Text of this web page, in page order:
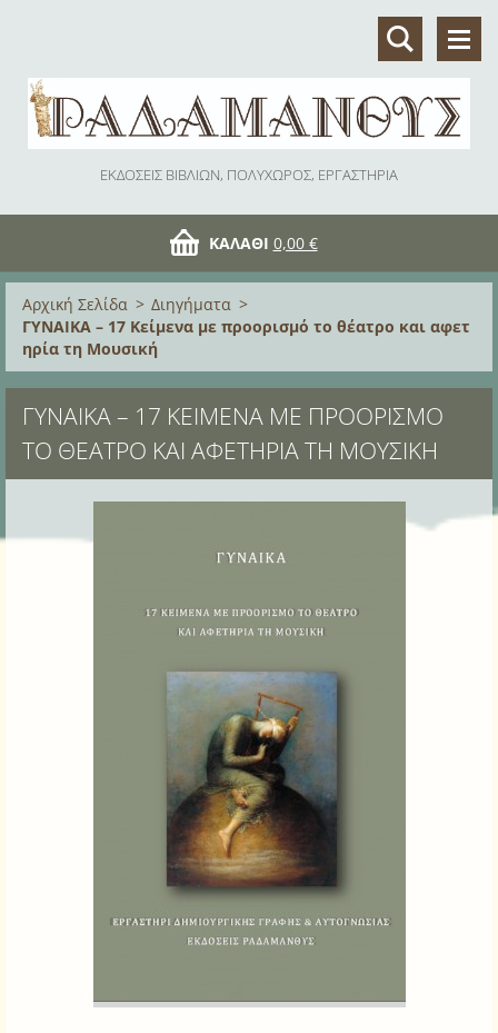
ΕΚΔΟΣΕΙΣ ΒΙΒΛΙΩΝ, ΠΟΛΥΧΩΡΟΣ, ΕΡΓΑΣΤΗΡΙΑ
ΚΑΛΆΘΙ 0,00 €
Αρχική Σελίδα > Διηγήματα >
ΓΥΝΑΙΚΑ – 17 Κείμενα με προορισμό το θέατρο και αφετ
ηρία τη Μουσική
ΓΥΝΑΙΚΑ – 17 ΚΕΊΜΕΝΑ ΜΕ ΠΡΟΟΡΙΣΜΌ
ΤΟ ΘΈΑΤΡΟ ΚΑΙ ΑΦΕΤΗΡΊΑ ΤΗ ΜΟΥΣΙΚΉ